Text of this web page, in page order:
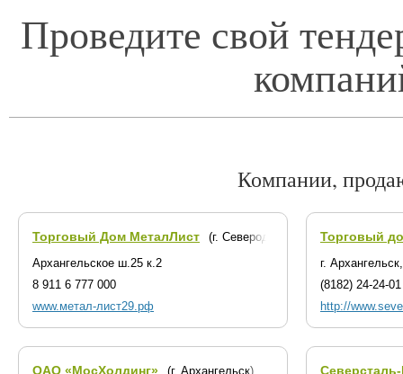
Проведите свой
Компании,
Торговый Дом МеталЛист
(г. Северодвинск)
Архангельское ш.25 к.2
8 911 6 777 000
www.метал-лист29.рф
Торговый
г.
(8182) 24-24-01
http://
ОАО «МосХолдинг»
(г. Архангельск)